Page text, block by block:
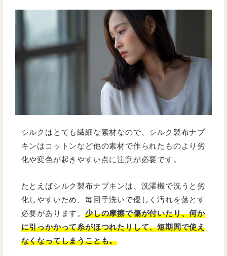
シルクはとても繊細な素材なので、シルク製布ナプ
キンはコットンなど他の素材で作られたものより劣
化や変色が起きやすい点に注意が必要です。
たとえばシルク製布ナプキンは、洗濯機で洗うと劣
化しやすいため、毎回手洗いで優しく汚れを落とす
必要があります。少しの摩擦で傷が付いたり、何か
に引っかかって糸がほつれたりして、短期間で使え
なくなってしまうことも。